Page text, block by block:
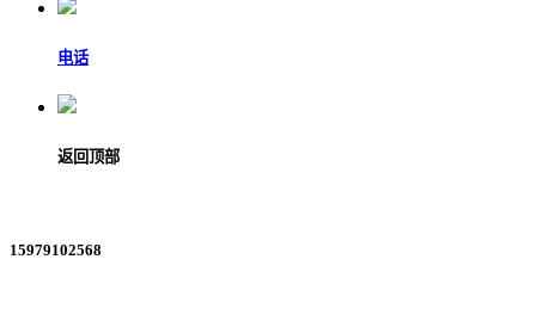
电话
返回顶部
15979102568